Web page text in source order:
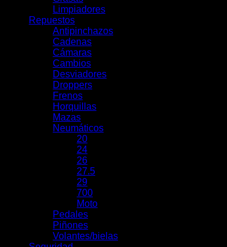
Limpiadores
Repuestos
Antipinchazos
Cadenas
Cámaras
Cambios
Desviadores
Droppers
Frenos
Horquillas
Mazas
Neumáticos
20
24
26
27.5
29
700
Moto
Pedales
Piñones
Volantes/bielas